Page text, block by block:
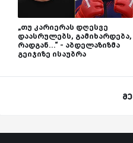
„თუ კარიერას დღესვე
დაასრულებს, გამიხარდება,
რადგან...“ - აბდელაზიზმა
გეიჯიზე ისაუბრა